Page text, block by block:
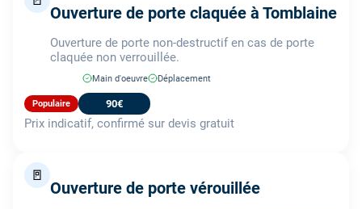
Ouverture de porte claquée à Tomblaine
Ouverture de porte non-destructif en cas de porte
claquée non verrouillée.
Main d'oeuvre Déplacement
Populaire 90€
Prix indicatif, confirmé sur devis gratuit
🚪
Ouverture de porte vérouillée